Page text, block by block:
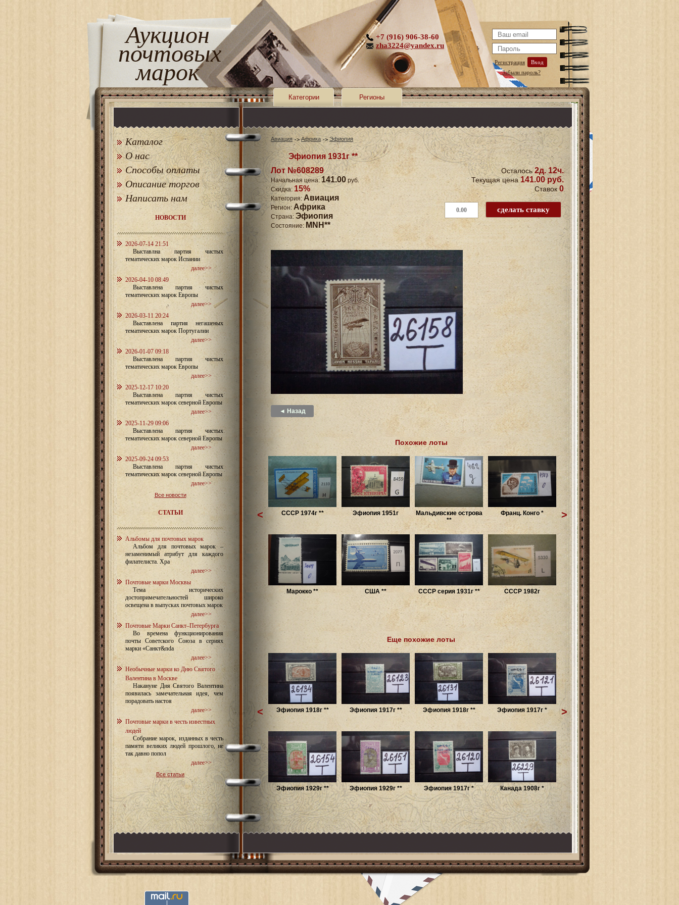
Аукцион
почтовых
марок Регистрация
Вход
Забыли пароль?
+7 (916) 906-38-60
zha3224@yandex.ru
Категории Регионы
Каталог
О нас
Способы оплаты
Описание торгов
Написать нам
НОВОСТИ
2026-07-14 21:51
Выставлна партия чистых
тематических марок Испании
далее>>
2026-04-10 08:49
Выставлена партия чистых
тематических марок Европы
далее>>
2026-03-11 20:24
Выставлена партия негашеных
тематических марок Португалии
далее>>
2026-01-07 09:18
Выставлена партия чистых
тематических марок Европы
далее>>
2025-12-17 10:20
Выставлена партия чистых
тематических марок северной Европы
далее>>
2025-11-29 09:06
Выставлена партия чистых
тематических марок северной Европы
далее>>
2025-09-24 09:53
Выставлена партия чистых
тематических марок северной Европы
далее>>
Все новости
СТАТЬИ
Альбомы для почтовых марок
Альбом для почтовых марок –
незаменимый атрибут для каждого
филателиста. Хра
далее>>
Почтовые марки Москвы
Тема исторических
достопримечательностей широко
освещена в выпусках почтовых марок
далее>>
Почтовые Марки Санкт–Петербурга
Во времена функционирования
почты Советского Союза в сериях
марки «Санкт&nda
далее>>
Необычные марки ко Дню Святого
Валентина в Москве
Накануне Дня Святого Валентина
появилась замечательная идея, чем
порадовать настоя
далее>>
Почтовые марки в честь известных
людей
Собрание марок, изданных в честь
памяти великих людей прошлого, не
так давно попол
далее>>
Все статьи
Авиация Африка Эфиопия
Эфиопия 1931г **
Лот №608289
Начальная цена: 141.00 руб.
Скидка: 15%
Категория: Авиация
Регион: Африка
Страна: Эфиопия
Состояние: MNH**
Осталось2д. 12ч.
Текущая цена141.00 руб.
Ставок 0
◄ Назад
Похожие лоты
СССР 1974г ** Эфиопия 1951г
Мальдивские острова
**
Франц. Конго *
Марокко ** США ** СССР серия 1931г ** СССР 1982г
< >
Еще похожие лоты
Эфиопия 1918г ** Эфиопия 1917г ** Эфиопия 1918г ** Эфиопия 1917г *
Эфиопия 1929г ** Эфиопия 1929г ** Эфиопия 1917г * Канада 1908г *
< >